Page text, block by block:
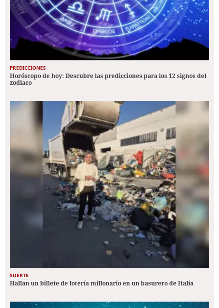
PREDICCIONES
Horóscopo de hoy: Descubre las predicciones para los 12 signos del
zodiaco
SUERTE
Hallan un billete de lotería millonario en un basurero de Italia